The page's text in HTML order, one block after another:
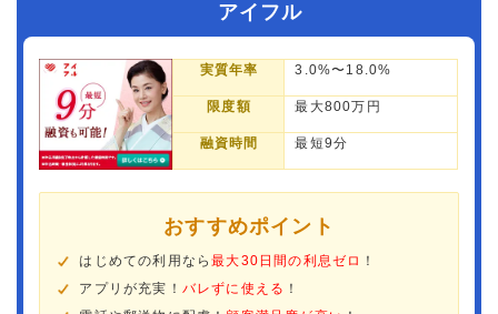
アイフル
実質年率 3.0%〜18.0%
限度額 最大800万円
融資時間 最短9分
おすすめポイント
はじめての利用なら最大30日間の利息ゼロ ！
アプリが充実！ バレずに使える ！